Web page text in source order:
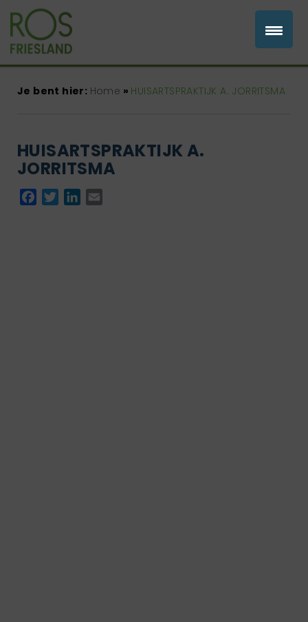
Je bent hier: Home » HUISARTSPRAKTIJK A. JORRITSMA
HUISARTSPRAKTIJK A.
JORRITSMA
Facebook
TwitterLinkedIn